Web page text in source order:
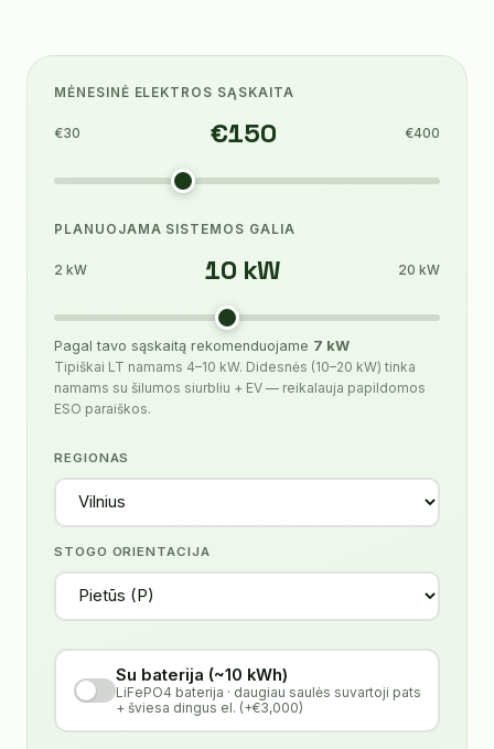
MĖNESINĖ ELEKTROS SĄSKAITA
€30 €150 €400
PLANUOJAMA SISTEMOS GALIA
2 kW 10 kW 20 kW
Pagal tavo sąskaitą rekomenduojame 7 kW
Tipiškai LT namams 4–10 kW. Didesnės (10–20 kW) tinka
namams su šilumos siurbliu + EV — reikalauja papildomos
ESO paraiškos.
REGIONAS
STOGO ORIENTACIJA
Su baterija (~10 kWh)
LiFePO4 baterija · daugiau saulės suvartoji pats
+ šviesa dingus el. (+€3,000)